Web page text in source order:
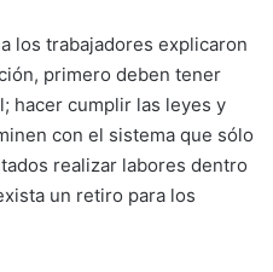
los trabajadores explicaron
primero deben tener
hacer cumplir las leyes y
con el sistema que sólo
realizar labores dentro
un retiro para los